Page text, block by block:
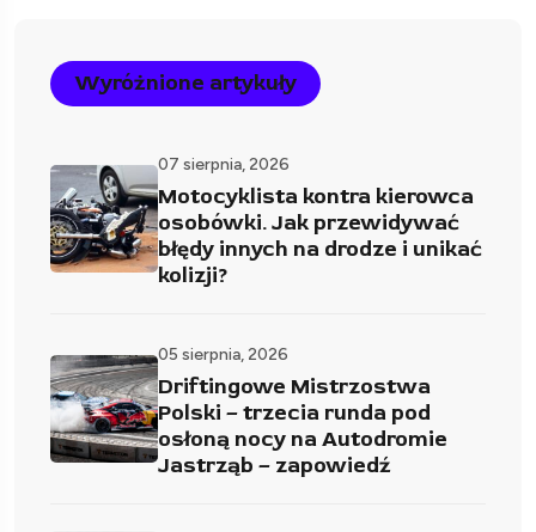
Wyróżnione artykuły
07 sierpnia, 2026
Motocyklista kontra kierowca
osobówki. Jak przewidywać
błędy innych na drodze i unikać
kolizji?
05 sierpnia, 2026
Driftingowe Mistrzostwa
Polski – trzecia runda pod
osłoną nocy na Autodromie
Jastrząb – zapowiedź